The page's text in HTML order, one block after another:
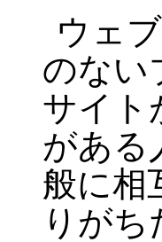
ウェ
のない
サイト
がある
般に相
りがち